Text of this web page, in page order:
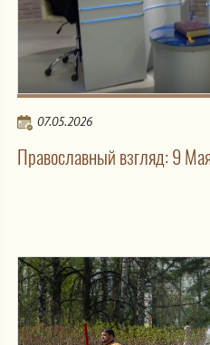
07.05.2026
Православный взгляд: 9